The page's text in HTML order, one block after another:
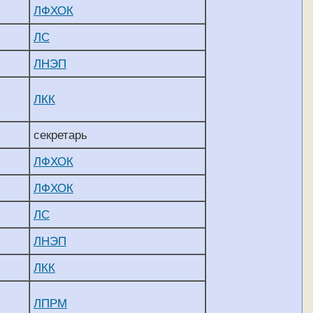
ЛФХОК
ЛС
ЛНЭП
ЛКК
секретарь
ЛФХОК
ЛФХОК
ЛС
ЛНЭП
ЛКК
ЛПРМ